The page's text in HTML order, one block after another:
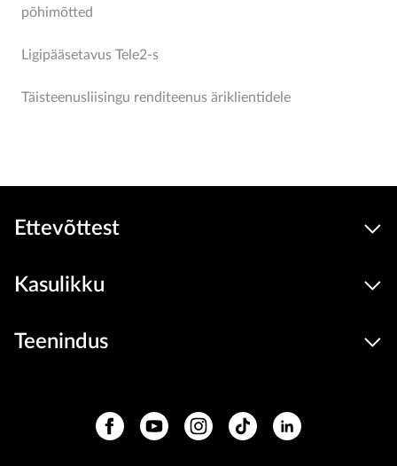
põhimõtted
Ligipääsetavus Tele2-s
Täisteenusliisingu renditeenus äriklientidele
Ettevõttest
Kasulikku
Teenindus